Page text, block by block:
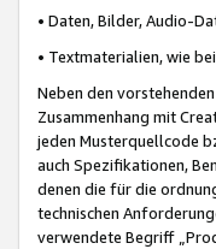
• Daten, Bilder, Audio-
• Textmaterialien, wie
Neben den
Zusammenhang mit
jeden Musterquellcode
auch Spezifikationen,
denen die für die
technischen
verwendete Begriff